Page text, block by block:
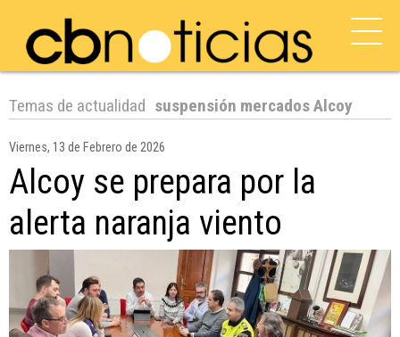
Temas de actualidad suspensión mercados Alcoy
Viernes, 13 de Febrero de 2026
Alcoy se prepara por la
alerta naranja viento